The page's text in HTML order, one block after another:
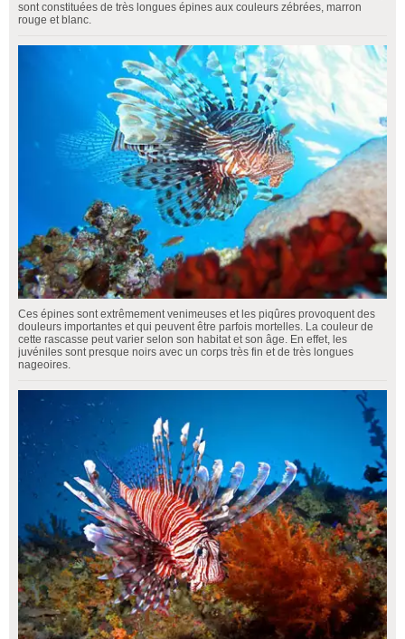
sont constituées de très longues épines aux couleurs zébrées, marron
rouge et blanc.
Ces épines sont extrêmement venimeuses et les piqûres provoquent des
douleurs importantes et qui peuvent être parfois mortelles. La couleur de
cette rascasse peut varier selon son habitat et son âge. En effet, les
juvéniles sont presque noirs avec un corps très fin et de très longues
nageoires.